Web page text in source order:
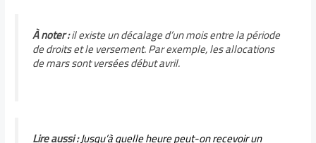
À noter :il existe un décalage d’un mois entre la période
de droits et le versement. Par exemple, les allocations
de mars sont versées début avril.
Lire aussi :Jusqu’à quelle heure peut-on recevoir un